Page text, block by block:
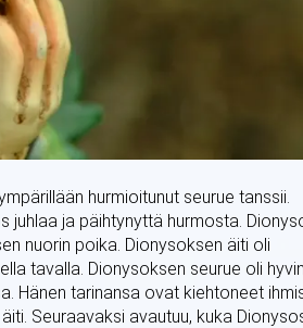
hurmioitunut seurue tanssii.
juhlaa ja päihtynyttä hurmosta.
nuorin poika. Dionysoksen äiti oli
tavalla. Dionysoksen seurue oli hyvin
Hänen tarinansa ovat kiehtoneet
Seuraavaksi avautuu, kuka